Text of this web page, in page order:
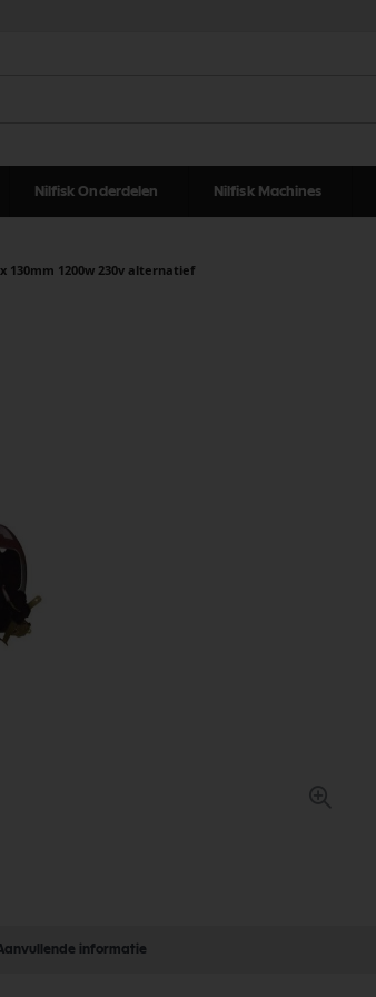
Nilfisk Onderdelen Nilfisk Machines
130mm 1200w 230v alternatief
informatie